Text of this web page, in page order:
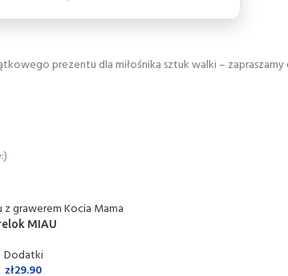
prezentu dla miłośnika sztuk walki –
MIAU
Dodatki
zł29.90